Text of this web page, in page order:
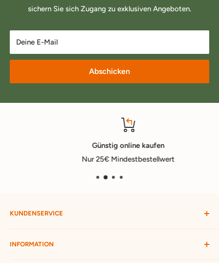
sichern Sie sich Zugang zu exklusiven Angeboten.
Deine E-Mail
Abschicken
Günstig online kaufen
Nur 25€ Mindestbestellwert
KUNDENSERVICE
Mein Konto
Widerruf starten
INFORMATION